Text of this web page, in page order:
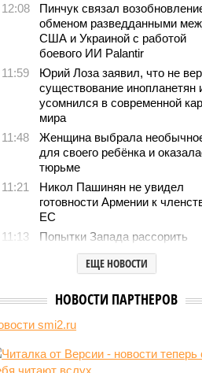
12:08
Пинчук связал
обменом разведданными
США и Украиной с работой
боевого ИИ Palantir
11:59
Юрий Лоза заявил, что не
существование инопланетян
усомнился в современной
мира
11:48
Женщина выбрала
для своего ребёнка и
тюрьме
11:21
Никол Пашинян не увидел
готовности Армении к
ЕС
11:13
Попытки Запада рассорить
Москву и Астану назвали
бесперспективными
опроверг слова министра
США запретили приходить на
пляж после драки
ЕЩЕ НОВОСТИ
НОВОСТИ ПАРТНЕРОВ
smi2.ru